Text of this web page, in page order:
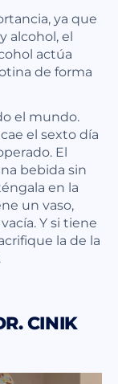
ya que
alcohol, el
actúa
de forma
el mundo.
el sexto día
El
bebida sin
en la
un vaso,
Y si tiene
la de la
CINIK